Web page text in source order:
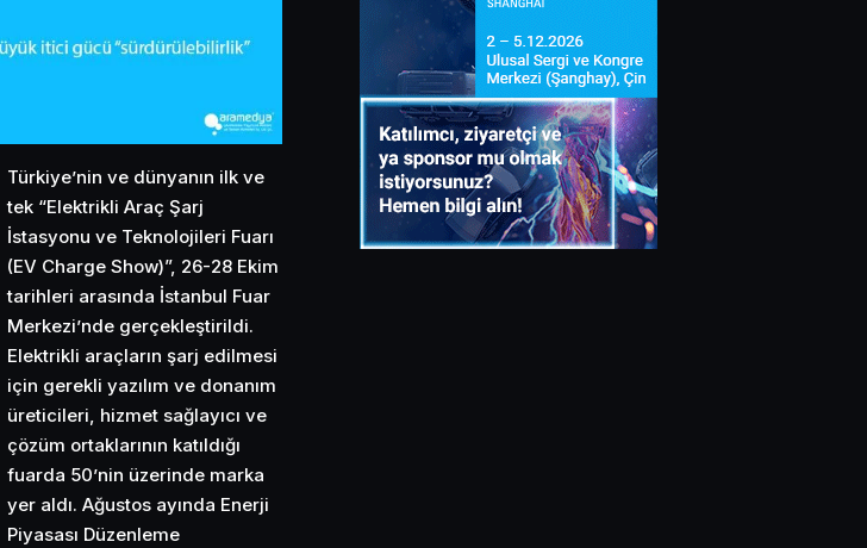
Türkiye’nin ve dünyanın ilk ve
tek “Elektrikli Araç Şarj
İstasyonu ve Teknolojileri Fuarı
(EV Charge Show)”, 26-28 Ekim
tarihleri arasında İstanbul Fuar
Merkezi’nde gerçekleştirildi.
Elektrikli araçların şarj edilmesi
için gerekli yazılım ve donanım
üreticileri, hizmet sağlayıcı ve
çözüm ortaklarının katıldığı
fuarda 50’nin üzerinde marka
yer aldı. Ağustos ayında Enerji
Piyasası Düzenleme